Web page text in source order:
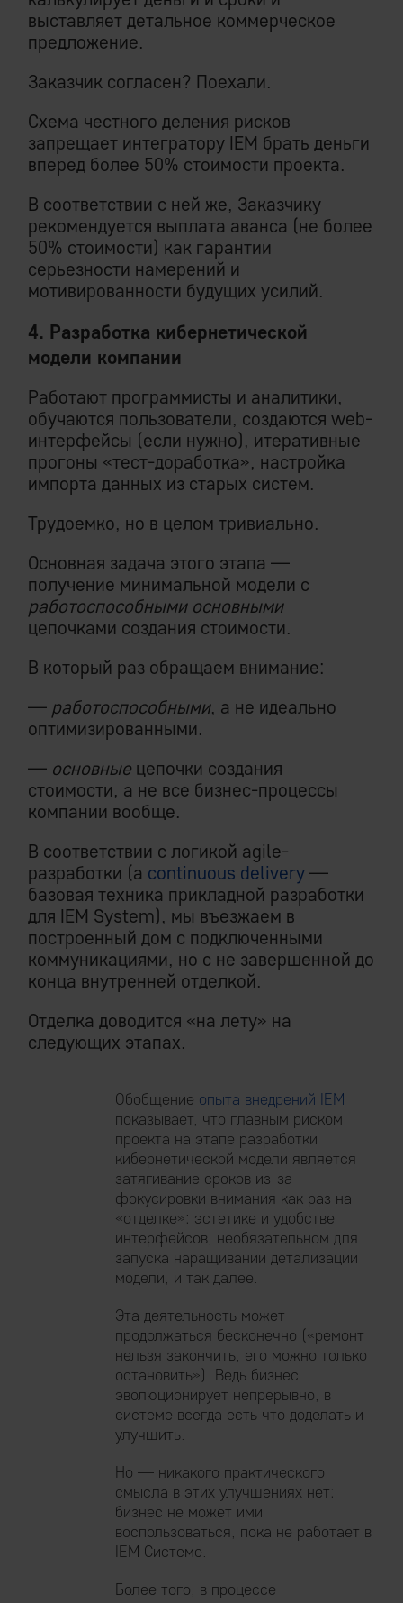
выставляет детальное коммерческое
предложение.
Заказчик согласен? Поехали.
Схема честного деления рисков
запрещает интегратору IEM брать деньги
вперед более 50% стоимости проекта.
В соответствии с ней же, Заказчику
рекомендуется выплата аванса (не более
50% стоимости) как гарантии
серьезности намерений и
мотивированности будущих усилий.
4. Разработка кибернетической
модели компании
Работают программисты и аналитики,
обучаются пользователи, создаются web-
интерфейсы (если нужно), итеративные
прогоны «тест-доработка», настройка
импорта данных из старых систем.
Трудоемко, но в целом тривиально.
Основная задача этого этапа —
получение минимальной модели с
работоспособными основными
цепочками создания стоимости.
В который раз обращаем внимание:
— работоспособными, а не идеально
оптимизированными.
— основные цепочки создания
стоимости, а не все бизнес-процессы
компании вообще.
В соответствии с логикой agile-
разработки (a continuous delivery —
базовая техника прикладной разработки
для IEM System), мы въезжаем в
построенный дом с подключенными
коммуникациями, но с не завершенной до
конца внутренней отделкой.
Отделка доводится «на лету» на
следующих этапах.
Обобщение опыта внедрений IEM
показывает, что главным риском
проекта на этапе разработки
кибернетической модели является
затягивание сроков из-за
фокусировки внимания как раз на
«отделке»: эстетике и удобстве
интерфейсов, необязательном для
запуска наращивании детализации
модели, и так далее.
Эта деятельность может
продолжаться бесконечно («ремонт
нельзя закончить, его можно только
остановить»). Ведь бизнес
эволюционирует непрерывно, в
системе всегда есть что доделать и
улучшить.
Но — никакого практического
смысла в этих улучшениях нет:
бизнес не может ими
воспользоваться, пока не работает в
IEM Системе.
Более того, в процессе